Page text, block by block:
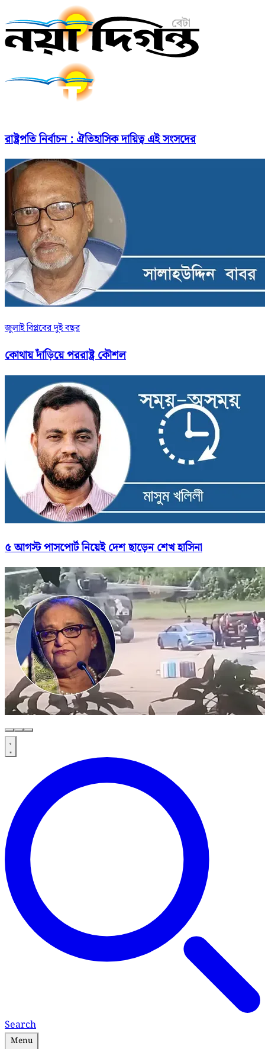
রাষ্ট্রপতি নির্বাচন : ঐতিহাসিক দায়িত্ব এই সংসদের
জুলাই বিপ্লবের দুই বছর
কোথায় দাঁড়িয়ে পররাষ্ট্র কৌশল
৫ আগস্ট পাসপোর্ট নিয়েই দেশ ছাড়েন শেখ হাসিনা
Search
Menu